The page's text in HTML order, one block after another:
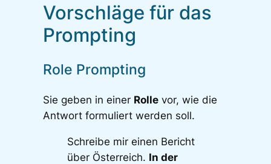
Vorschläge für das
Prompting
Role Prompting
Sie geben in einer Rollevor, wie die
Antwort formuliert werden soll.
Schreibe mir einen Bericht
über Österreich. In der